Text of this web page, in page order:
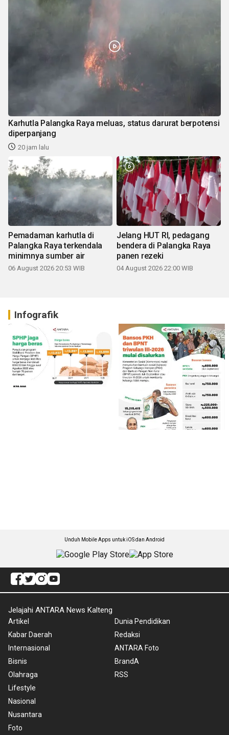
Karhutla Palangka Raya meluas, status darurat berpotensi
diperpanjang
20 jam lalu
Pemadaman karhutla di
Palangka Raya terkendala
minimnya sumber air
06 August 2026 20:53 WIB
Jelang HUT RI, pedagang
bendera di Palangka Raya
panen rezeki
04 August 2026 22:00 WIB
Infografik
Unduh Mobile Apps untuk iOS dan Android
Jelajahi ANTARA News Kalteng
Artikel
Kabar Daerah
Internasional
Bisnis
Olahraga
Lifestyle
Nasional
Nusantara
Foto
Dunia Pendidikan
Redaksi
ANTARA Foto
BrandA
RSS